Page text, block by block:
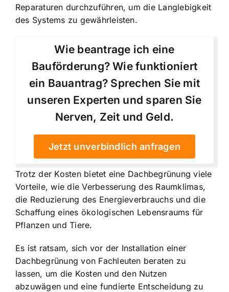
Reparaturen durchzuführen, um die Langlebigkeit
des Systems zu gewährleisten.
Wie beantrage ich eine
Bauförderung? Wie funktioniert
ein Bauantrag? Sprechen Sie mit
unseren Experten und sparen Sie
Nerven, Zeit und Geld.
Jetzt unverbindlich anfragen
Trotz der Kosten bietet eine Dachbegrünung viele
Vorteile, wie die Verbesserung des Raumklimas,
die Reduzierung des Energieverbrauchs und die
Schaffung eines ökologischen Lebensraums für
Pflanzen und Tiere.
Es ist ratsam, sich vor der Installation einer
Dachbegrünung von Fachleuten beraten zu
lassen, um die Kosten und den Nutzen
abzuwägen und eine fundierte Entscheidung zu